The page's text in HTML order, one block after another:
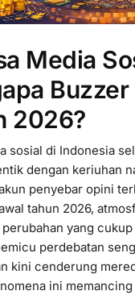
Media
2026?
sosial di Indonesia
dengan keriuhan
penyebar opini
tahun 2026,
perubahan yang
perdebatan
kini cenderung
ini